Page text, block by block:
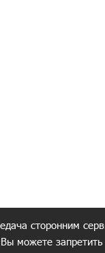
сторонним
можете запретить